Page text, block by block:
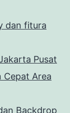
dan fitura
Pusat
Cepat Area
Backdrop